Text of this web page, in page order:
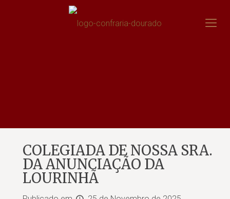
COLEGIADA DE NOSSA SRA.
DA ANUNCIAÇÃO DA
LOURINHÃ